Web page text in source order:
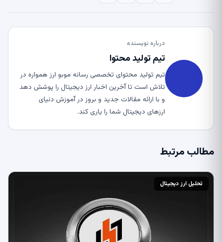
درباره نویسنده
تیم تولید محتوا
تیم تولید محتوای تخصصی رسانه موبو ارز همواره در
تلاش است تا آخرین اخبار ارز دیجیتال را پوشش دهد
و با ارائه مقالات جدید و بروز در آموزش دنیای
ارزهای دیجیتال شما را یاری کند.
مطالب مرتبط
تحلیل ارز دیجیتال